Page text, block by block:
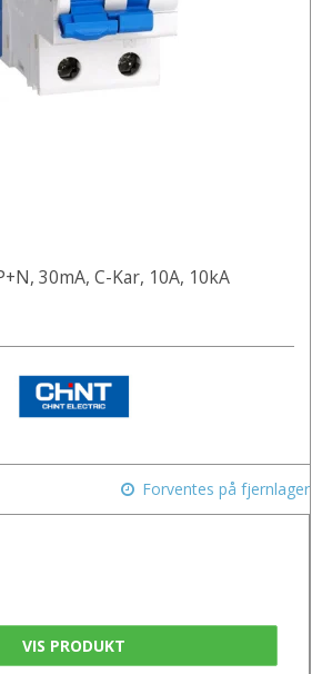
30mA, C-Kar, 10A, 10kA
Forventes på fjernlager
VIS PRODUKT